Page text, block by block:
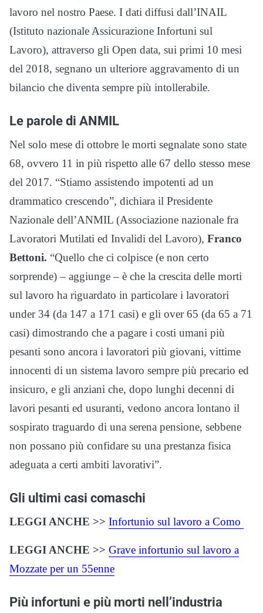
lavoro nel nostro Paese. I dati diffusi dall’INAIL
(Istituto nazionale Assicurazione Infortuni sul
Lavoro), attraverso gli Open data, sui primi 10 mesi
del 2018, segnano un ulteriore aggravamento di un
bilancio che diventa sempre più intollerabile.
Le parole di ANMIL
Nel solo mese di ottobre le morti segnalate sono state
68, ovvero 11 in più rispetto alle 67 dello stesso mese
del 2017. “Stiamo assistendo impotenti ad un
drammatico crescendo”, dichiara il Presidente
Nazionale dell’ANMIL (Associazione nazionale fra
Lavoratori Mutilati ed Invalidi del Lavoro), Franco
Bettoni. “Quello che ci colpisce (e non certo
sorprende) – aggiunge – è che la crescita delle morti
sul lavoro ha riguardato in particolare i lavoratori
under 34 (da 147 a 171 casi) e gli over 65 (da 65 a 71
casi) dimostrando che a pagare i costi umani più
pesanti sono ancora i lavoratori più giovani, vittime
innocenti di un sistema lavoro sempre più precario ed
insicuro, e gli anziani che, dopo lunghi decenni di
lavori pesanti ed usuranti, vedono ancora lontano il
sospirato traguardo di una serena pensione, sebbene
non possano più confidare su una prestanza fisica
adeguata a certi ambiti lavorativi”.
Gli ultimi casi comaschi
LEGGI ANCHE >> Infortunio sul lavoro a Como
LEGGI ANCHE >> Grave infortunio sul lavoro a
Mozzate per un 55enne
Più infortuni e più morti nell’industria